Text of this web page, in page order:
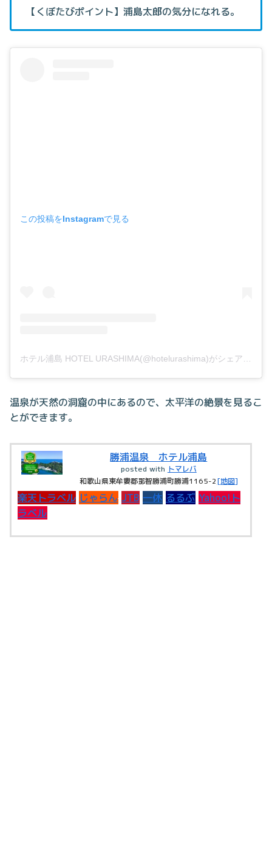
【くぼたびポイント】浦島太郎の気分になれる。
この投稿をInstagramで見る
温泉が天然の洞窟の中にあるので、太平洋の絶景を見るこ
とができます。
勝浦温泉 ホテル浦島
posted with トマレバ
和歌山県東牟婁郡那智勝浦町勝浦1165-2[地図]
楽天トラベル じゃらん JTB 一休 るるぶ Yahoo!ト
ラベル